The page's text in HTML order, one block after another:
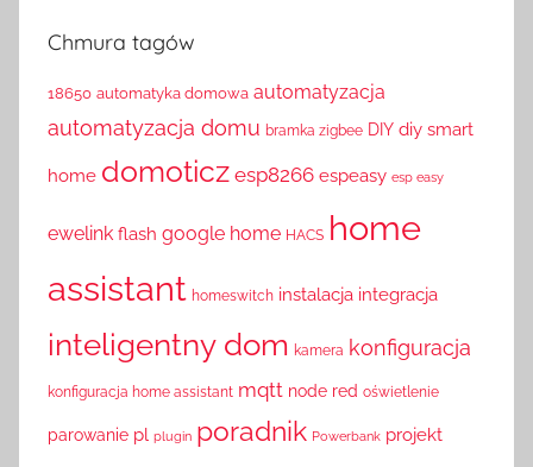
Chmura tagów
18650 automatyka domowa automatyzacja
automatyzacja domu bramka zigbee DIY diy smart
home domoticz esp8266 espeasy esp easy
ewelink flash google home HACS home
assistant homeswitch instalacja integracja
inteligentny dom kamera konfiguracja
konfiguracja home assistant mqtt node red oświetlenie
parowanie pl plugin poradnik Powerbank projekt